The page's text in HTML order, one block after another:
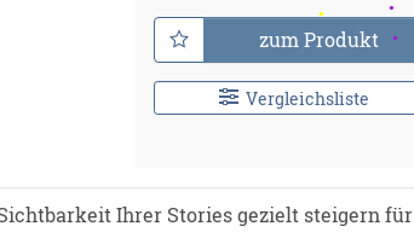
zum Produkt
Vergleichsliste
Ihrer Stories gezielt steigern für